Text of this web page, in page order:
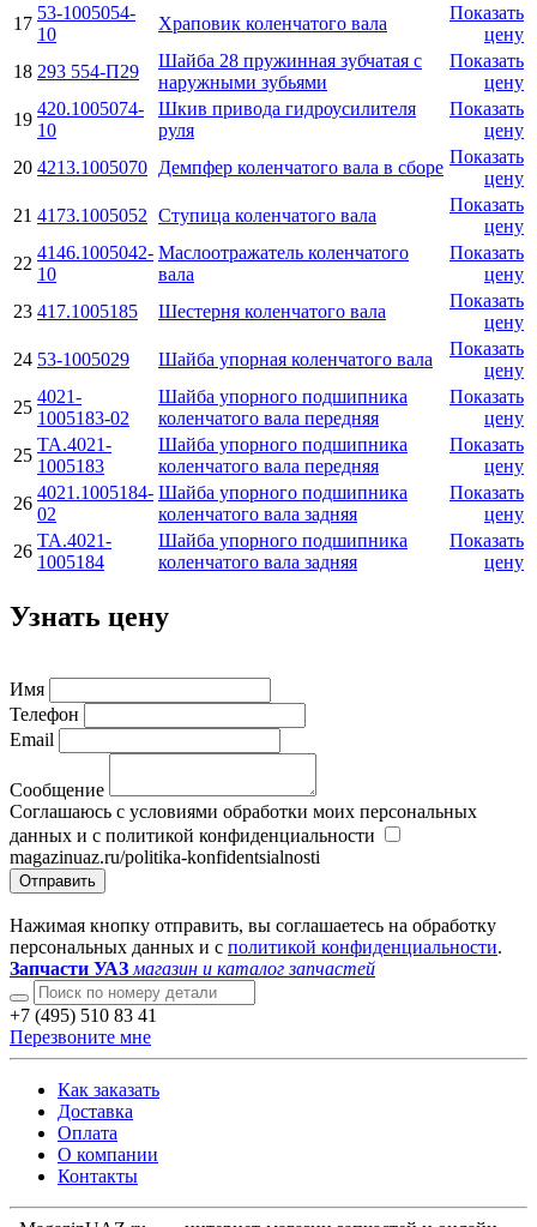
17
53-1005054-
10
Храповик коленчатого вала
Показать
цену
18 293 554-П29
Шайба 28 пружинная зубчатая с
наружными зубьями
Показать
цену
19
420.1005074-
10
Шкив привода гидроусилителя
руля
Показать
цену
20 4213.1005070 Демпфер коленчатого вала в сборе
Показать
цену
21 4173.1005052 Ступица коленчатого вала
Показать
цену
22
4146.1005042-
10
Маслоотражатель коленчатого
вала
Показать
цену
23 417.1005185 Шестерня коленчатого вала
Показать
цену
24 53-1005029 Шайба упорная коленчатого вала
Показать
цену
25
4021-
1005183-02
Шайба упорного подшипника
коленчатого вала передняя
Показать
цену
25
ТА.4021-
1005183
Шайба упорного подшипника
коленчатого вала передняя
Показать
цену
26
4021.1005184-
02
Шайба упорного подшипника
коленчатого вала задняя
Показать
цену
26
ТА.4021-
1005184
Шайба упорного подшипника
коленчатого вала задняя
Показать
цену
Узнать цену
Имя
Телефон
Email
Сообщение
Соглашаюсь с условиями обработки моих персональных
данных и с политикой конфиденциальности
magazinuaz.ru/politika-konfidentsialnosti
Отправить
Нажимая кнопку отправить, вы соглашаетесь на обработку
персональных данных и с политикой конфиденциальности.
Запчасти УАЗ магазин и каталог запчастей
+7 (495) 510 83 41
Перезвоните мне
Как заказать
Доставка
Оплата
О компании
Контакты